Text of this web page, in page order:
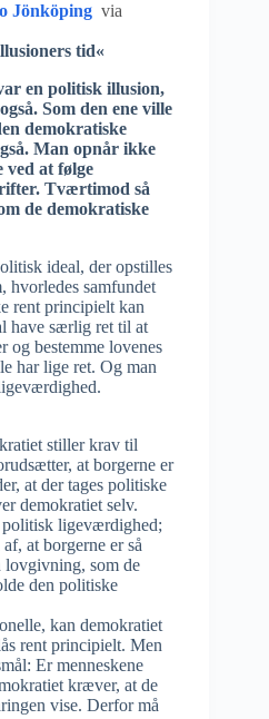
Jönköping via
tid«
en politisk illusion,
Som den ene ville
demokratiske
Man opnår ikke
at følge
Tværtimod så
de demokratiske
ideal, der opstilles
hvorledes samfundet
rent principielt kan
have særlig ret til at
og bestemme lovenes
har lige ret. Og man
stiller krav til
at borgerne er
at der tages politiske
demokratiet selv.
ligeværdighed;
at borgerne er så
lovgivning, som de
den politiske
kan demokratiet
rent principielt. Men
Er menneskene
kræver, at de
vise. Derfor må